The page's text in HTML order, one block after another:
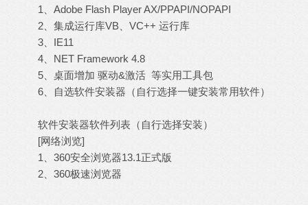
1、Adobe Flash Player AX/PPAPI/NOPAPI
2、集成运行库VB、VC++ 运行库
3、IE11
4、NET Framework 4.8
5、桌面增加 驱动&激活 等实用工具包
6、自选软件安装器（自行选择一键安装常用软件）
软件安装器软件列表（自行选择安装）
[网络浏览]
1、360安全浏览器13.1正式版
2、360极速浏览器